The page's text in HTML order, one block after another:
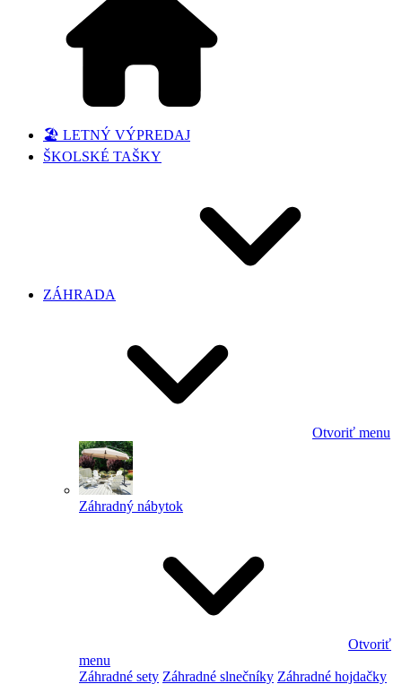
🏖️ LETNÝ VÝPREDAJ
ŠKOLSKÉ TAŠKY
ZÁHRADA
Otvoriť menu
Záhradný nábytok
Otvoriť
menu
Záhradné sety Záhradné slnečníky Záhradné hojdačky